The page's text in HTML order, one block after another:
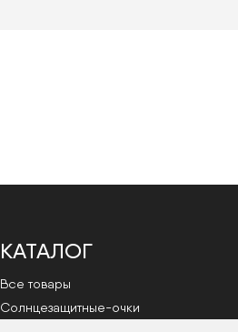
КАТАЛОГ
Все товары
Cолнцезащитные-очки